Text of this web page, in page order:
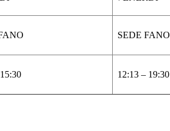
SEDE FANO
12:13 – 19:30